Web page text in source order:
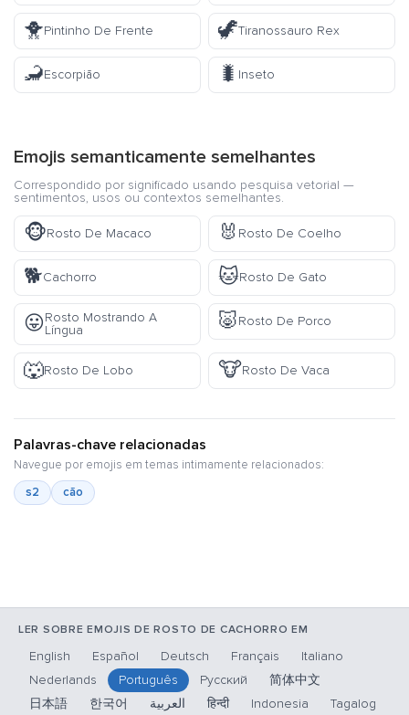
🐥Pintinho De Frente 🦖Tiranossauro Rex
🦂Escorpião 🐛 Inseto
Emojis semanticamente semelhantes
Correspondido por significado usando pesquisa vetorial —
sentimentos, usos ou contextos semelhantes.
🐵Rosto De Macaco 🐰 Rosto De Coelho
🐕Cachorro 🐱Rosto De Gato
😛Rosto Mostrando A
Língua
🐷Rosto De Porco
🐺Rosto De Lobo 🐮Rosto De Vaca
Palavras-chave relacionadas
Navegue por emojis em temas intimamente relacionados:
s2
cão
LER SOBRE EMOJIS DE ROSTO DE CACHORRO EM
English Español Deutsch Français
Italiano
Nederlands
Português Русский
简体中文
日本語
한국어 العربية हिन्दी Indonesia Tagalog